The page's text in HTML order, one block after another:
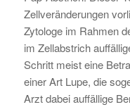
Zellveränderungen
Zytologe im Rahmen
im Zellabstrich
Schritt meist eine
einer Art Lupe, die
Arzt dabei auffällige